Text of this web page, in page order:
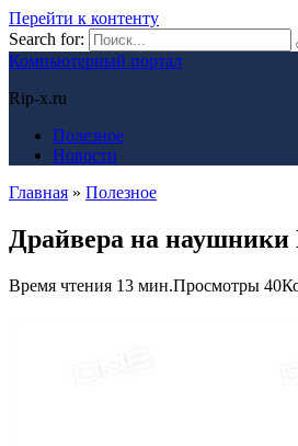
Перейти к контенту
Search for:
Компьютерный портал
Rip-x.ru
Полезное
Новости
Главная » Полезное
Драйвера на наушники
Время чтения 13 мин.Просмотры 40